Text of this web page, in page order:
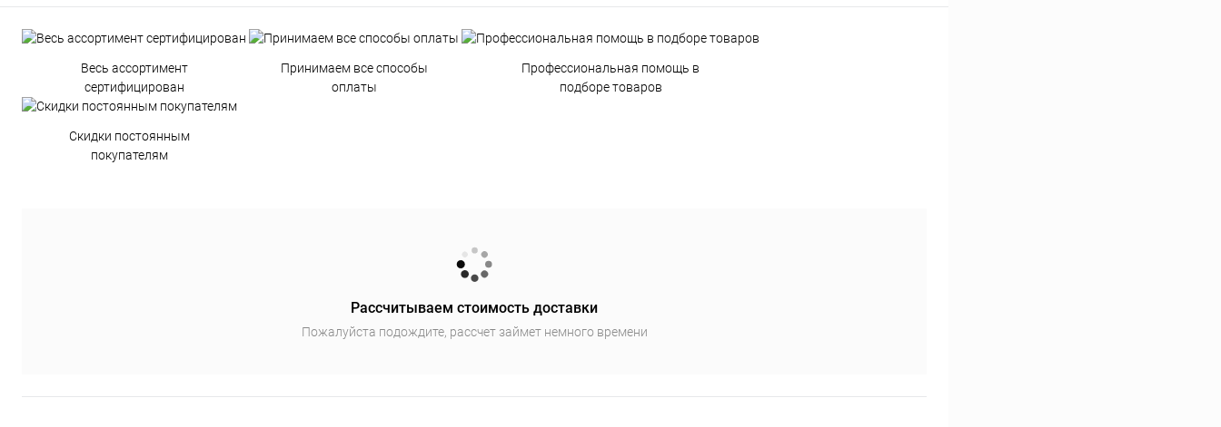
Весь ассортимент
сертифицирован
Принимаем все способы
оплаты
Профессиональная помощь в
подборе товаров
Скидки постоянным
покупателям
Рассчитываем стоимость доставки
Пожалуйста подождите, рассчет займет немного времени